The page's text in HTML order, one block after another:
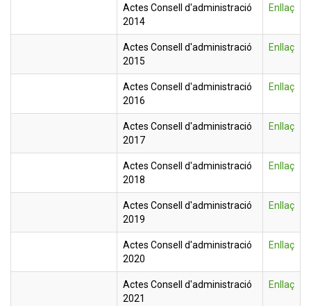
Actes Consell d'administració
2014
Enllaç
Actes Consell d'administració
2015
Enllaç
Actes Consell d'administració
2016
Enllaç
Actes Consell d'administració
2017
Enllaç
Actes Consell d'administració
2018
Enllaç
Actes Consell d'administració
2019
Enllaç
Actes Consell d'administració
2020
Enllaç
Actes Consell d'administració
2021
Enllaç